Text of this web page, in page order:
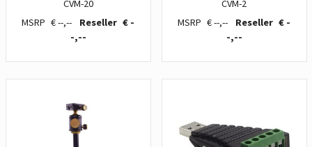
CVM-20
€ --,--
€ -
-,--
CVM-2
€ --,--
€ -
-,--